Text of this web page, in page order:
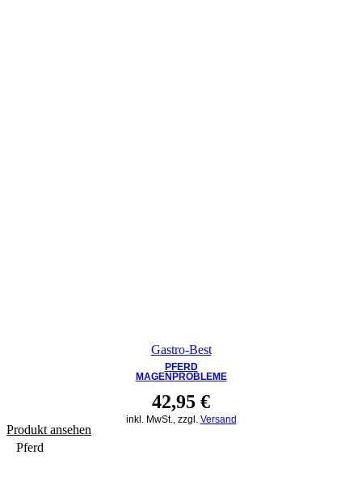
Gastro-Best
PFERD
MAGENPROBLEME
42,95 €
inkl. MwSt., zzgl. Versand
Produkt ansehen
Pferd